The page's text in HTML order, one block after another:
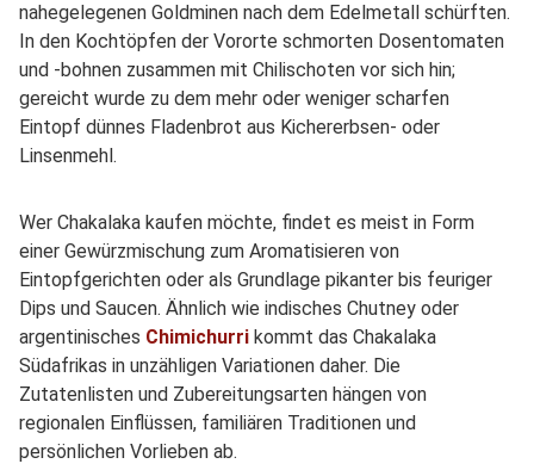
nahegelegenen Goldminen nach dem Edelmetall schürften.
In den Kochtöpfen der Vororte schmorten Dosentomaten
und -bohnen zusammen mit Chilischoten vor sich hin;
gereicht wurde zu dem mehr oder weniger scharfen
Eintopf dünnes Fladenbrot aus Kichererbsen- oder
Linsenmehl.
Wer Chakalaka kaufen möchte, findet es meist in Form
einer Gewürzmischung zum Aromatisieren von
Eintopfgerichten oder als Grundlage pikanter bis feuriger
Dips und Saucen. Ähnlich wie indisches Chutney oder
argentinisches Chimichurri kommt das Chakalaka
Südafrikas in unzähligen Variationen daher. Die
Zutatenlisten und Zubereitungsarten hängen von
regionalen Einflüssen, familiären Traditionen und
persönlichen Vorlieben ab.